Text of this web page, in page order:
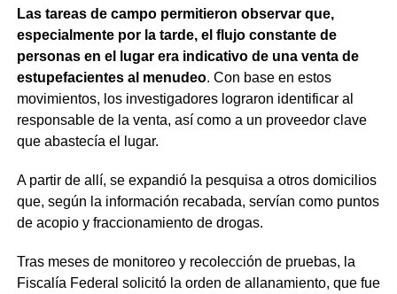
Las tareas de campo permitieron observar que,
especialmente por la tarde, el flujo constante de
personas en el lugar era indicativo de una venta de
estupefacientes al menudeo. Con base en estos
movimientos, los investigadores lograron identificar al
responsable de la venta, así como a un proveedor clave
que abastecía el lugar.
A partir de allí, se expandió la pesquisa a otros domicilios
que, según la información recabada, servían como puntos
de acopio y fraccionamiento de drogas.
Tras meses de monitoreo y recolección de pruebas, la
Fiscalía Federal solicitó la orden de allanamiento, que fue